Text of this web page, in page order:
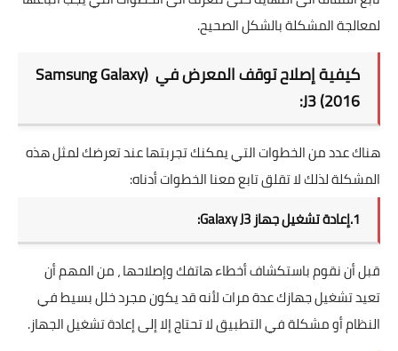
لمعالجة المشكلة بالشكل الصحيح.
كيفية إصلاح توقف المعرض في (Samsung Galaxy
J3 (2016:
هناك عدد من الخطوات التي يمكنك تجربتها عند تعرضك لمثل هذه
المشكلة لذلك لا تقلق تابع معنا الخطوات أدناه:
1.إعادة تشغيل جهاز Galaxy J3:
قبل أن نقوم باستكشاف أخطاء هاتفك وإصلاحها ، من المهم أن
تعيد تشغيل جهازك عدة مرات لأنه قد يكون مجرد خلل بسيط في
النظام أو مشكلة في التطبيق لا تحتاج إلا إلى إعادة تشغيل الجهاز.